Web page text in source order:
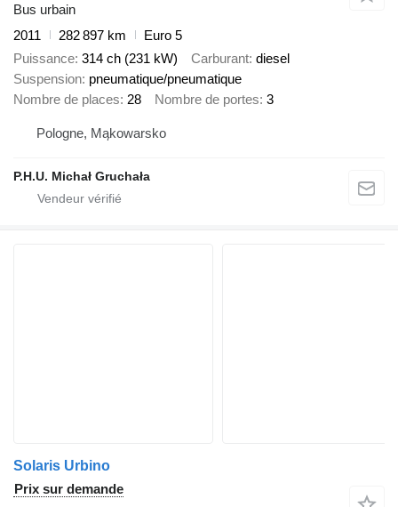
Bus urbain
2011
282 897 km
Euro 5
Puissance 314 ch (231 kW) Carburant diesel
Suspension pneumatique/pneumatique
Nombre de places 28 Nombre de portes 3
Pologne, Mąkowarsko
P.H.U. Michał Gruchała
Solaris Urbino
Prix sur demande